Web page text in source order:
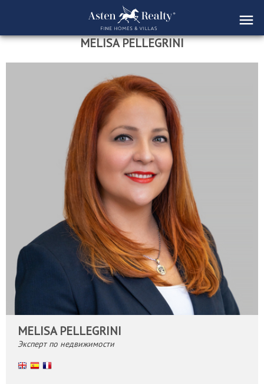
MELISA PELLEGRINI
MELISA PELLEGRINI
Эксперт по недвижимости
EnglishEspañol